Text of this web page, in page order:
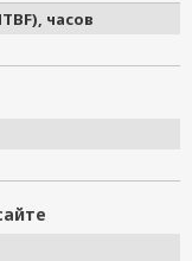
часов